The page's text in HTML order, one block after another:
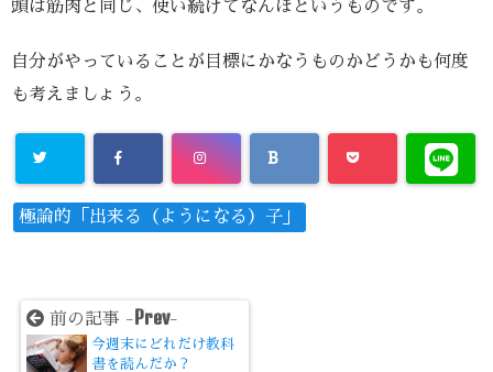
頭は筋肉と同じ、使い続けてなんぼというものです。
自分がやっていることが目標にかなうものかどうかも何度
も考えましょう。
極論的「出来る（ようになる）子」
前の記事 - Prev-
今週末にどれだけ教科
書を読んだか？